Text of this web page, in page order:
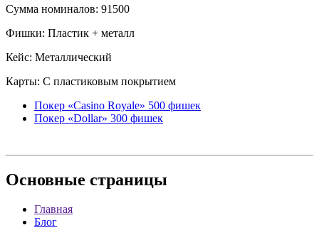
Сумма номиналов: 91500
Фишки: Пластик + металл
Кейс: Металлический
Карты: С пластиковым покрытием
Покер «Casino Royale» 500 фишек
Покер «Dollar» 300 фишек
Основные страницы
Главная
Блог